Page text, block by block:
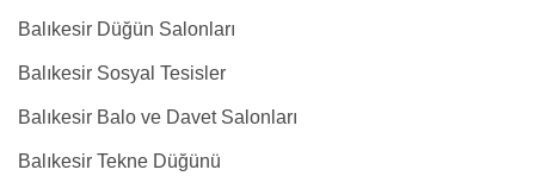
Balıkesir Düğün Salonları
Balıkesir Sosyal Tesisler
Balıkesir Balo ve Davet Salonları
Balıkesir Tekne Düğünü